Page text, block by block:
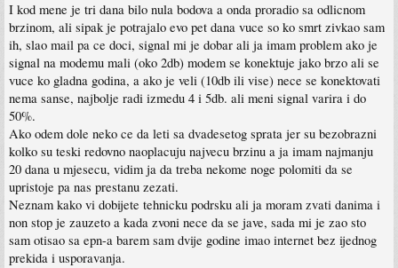
I kod mene je tri dana bilo nula bodova a onda proradio sa odlicnom
brzinom, ali sipak je potrajalo evo pet dana vuce so ko smrt zivkao sam
ih, slao mail pa ce doci, signal mi je dobar ali ja imam problem ako je
signal na modemu mali (oko 2db) modem se konektuje jako brzo ali se
vuce ko gladna godina, a ako je veli (10db ili vise) nece se konektovati
nema sanse, najbolje radi izmedu 4 i 5db. ali meni signal varira i do
50%.
Ako odem dole neko ce da leti sa dvadesetog sprata jer su bezobrazni
kolko su teski redovno naoplacuju najvecu brzinu a ja imam najmanju
20 dana u mjesecu, vidim ja da treba nekome noge polomiti da se
upristoje pa nas prestanu zezati.
Neznam kako vi dobijete tehnicku podrsku ali ja moram zvati danima i
non stop je zauzeto a kada zvoni nece da se jave, sada mi je zao sto
sam otisao sa epn-a barem sam dvije godine imao internet bez ijednog
prekida i usporavanja.